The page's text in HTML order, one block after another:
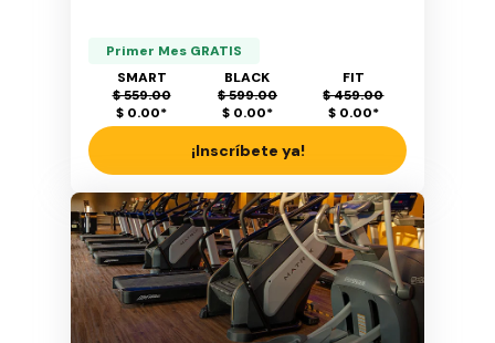
Primer Mes GRATIS
SMART
$ 559.00
$ 0.00*
BLACK
$ 599.00
$ 0.00*
FIT
$ 459.00
$ 0.00*
¡Inscríbete ya!